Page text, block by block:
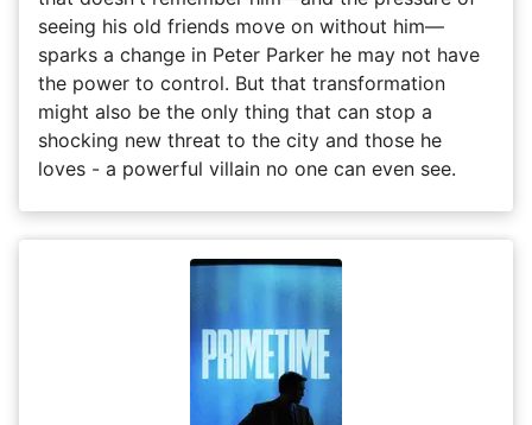
seeing his old friends move on without him—
sparks a change in Peter Parker he may not have
the power to control. But that transformation
might also be the only thing that can stop a
shocking new threat to the city and those he
loves - a powerful villain no one can even see.